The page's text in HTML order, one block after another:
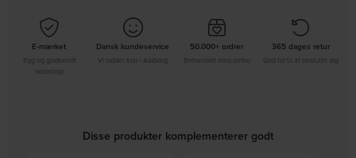
E-mærket
Tryg og godkendt
Dansk kundeservice
Vi sidder klar i Aalborg
50.000+ ordrer
Behandlet med omhu
365 dages retur
God tid til at beslutte dig
Disse produkter komplementerer godt